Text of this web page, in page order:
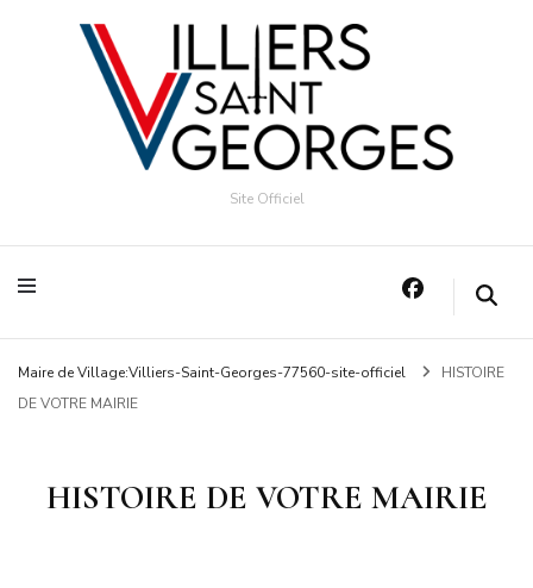
Site Officiel
Maire de Village:Villiers-Saint-Georges-77560-site-officiel
HISTOIRE
DE VOTRE MAIRIE
HISTOIRE DE VOTRE MAIRIE